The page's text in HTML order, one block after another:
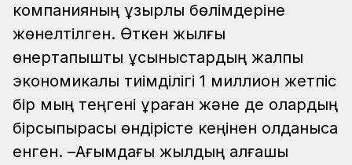
компанияның құзырлы бөлімдеріне
жөнелтілген. Өткен жылғы
өнертапқыштық ұсыныстардың жалпы
экономикалық тиімділігі 1 миллион жетпіс
бір мың теңгені құраған және де олардың
бірсыпырасы өндірісте кеңінен қолданысқа
енген. –Ағымдағы жылдың алғашқы